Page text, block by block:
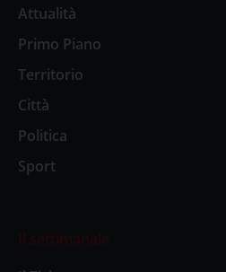
Attualità
Primo Piano
Territorio
Città
Politica
Sport
Il settimanale